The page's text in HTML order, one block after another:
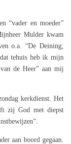
“vader en moeder”
Mulder kwam
o.a. “De Deining;
tehuis heb ik mijn
de Heer” aan mij
kerkdienst. Het
zij God met diepst
aan boord gegaan.